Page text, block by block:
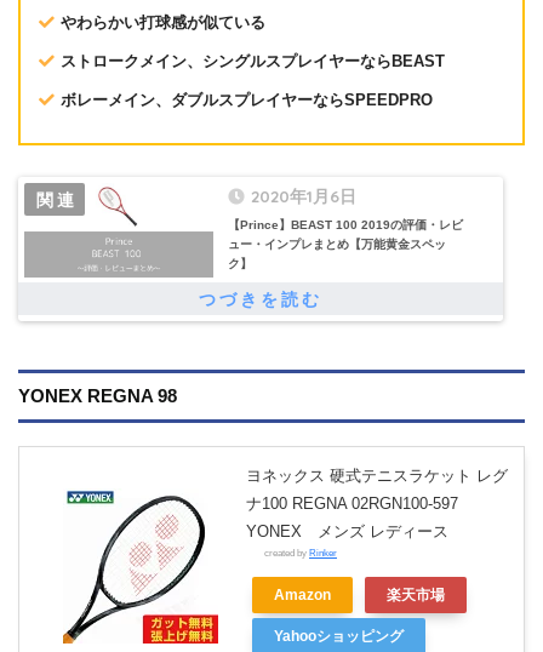
やわらかい打球感が似ている
ストロークメイン、シングルスプレイヤーならBEAST
ボレーメイン、ダブルスプレイヤーならSPEEDPRO
2020年1月6日
【Prince】BEAST 100 2019の評価・レビ
ュー・インプレまとめ【万能黄金スペッ
ク】
YONEX REGNA 98
ヨネックス 硬式テニスラケット レグ
ナ100 REGNA 02RGN100-597
YONEX メンズ レディース
created by Rinker
Amazon 楽天市場
Yahooショッピング